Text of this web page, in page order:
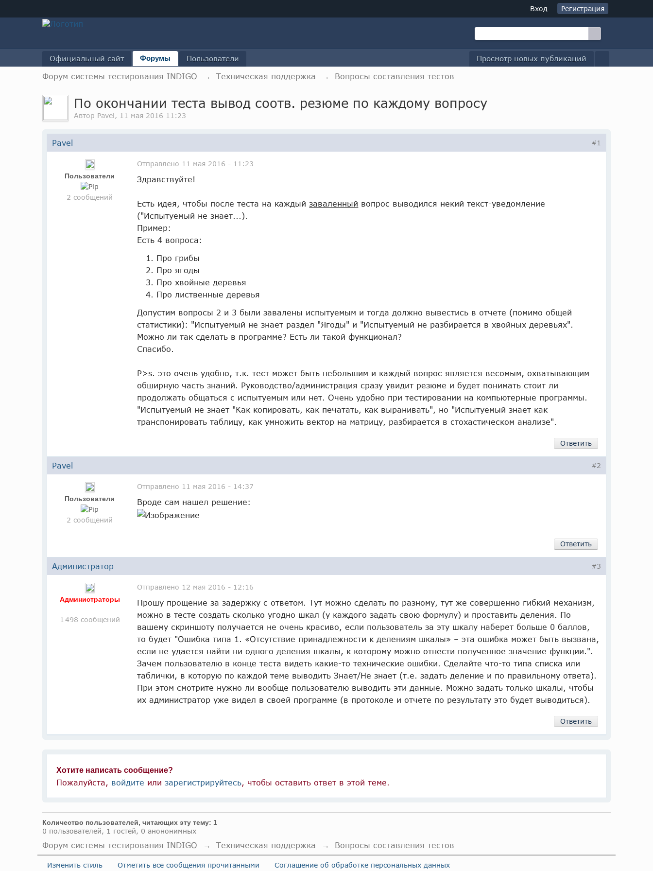
Вход Регистрация
Просмотр новых публикаций
Официальный сайт Форумы Пользователи
Форум системы тестирования INDIGO → Техническая поддержка → Вопросы составления тестов
По окончании теста вывод соотв. резюме по каждому вопросу
Автор Pavel, 11 мая 2016 11:23
#1
Pavel
Пользователи
2 сообщений
Отправлено 11 мая 2016 - 11:23
Здравствуйте!
Есть идея, чтобы после теста на каждыйзаваленный вопрос выводился некий текст-уведомление
("Испытуемый не знает...).
Пример:
Есть 4 вопроса:
Про грибы
Про ягоды
Про хвойные деревья
Про лиственные деревья
Допустим вопросы 2 и 3 были завалены испытуемым и тогда должно вывестись в отчете (помимо общей
статистики): "Испытуемый не знает раздел "Ягоды" и "Испытуемый не разбирается в хвойных деревьях".
Можно ли так сделать в программе? Есть ли такой функционал?
Спасибо.
P>s. это очень удобно, т.к. тест может быть небольшим и каждый вопрос является весомым, охватывающим
обширную часть знаний. Руководство/администрация сразу увидит резюме и будет понимать стоит ли
продолжать общаться с испытуемым или нет. Очень удобно при тестировании на компьютерные программы.
"Испытуемый не знает "Как копировать, как печатать, как выранивать", но "Испытуемый знает как
транспонировать таблицу, как умножить вектор на матрицу, разбирается в стохастическом анализе".
Ответить
#2
Pavel
Пользователи
2 сообщений
Отправлено 11 мая 2016 - 14:37
Вроде сам нашел решение:
Ответить
#3
Администратор
Администраторы
1 498 сообщений
Отправлено 12 мая 2016 - 12:16
Прошу прощение за задержку с ответом. Тут можно сделать по разному, тут же совершенно гибкий механизм,
можно в тесте создать сколько угодно шкал (у каждого задать свою формулу) и проставить деления. По
вашему скриншоту получается не очень красиво, если пользователь за эту шкалу наберет больше 0 баллов,
то будет "Ошибка типа 1. «Отсутствие принадлежности к делениям шкалы» – эта ошибка может быть вызвана,
если не удается найти ни одного деления шкалы, к которому можно отнести полученное значение функции.".
Зачем пользователю в конце теста видеть какие-то технические ошибки. Сделайте что-то типа списка или
таблички, в которую по каждой теме выводить Знает/Не знает (т.е. задать деление и по правильному ответа).
При этом смотрите нужно ли вообще пользователю выводить эти данные. Можно задать только шкалы, чтобы
их администратор уже видел в своей программе (в протоколе и отчете по результату это будет выводиться).
Ответить
Хотите написать сообщение?
Пожалуйста, войдите илизарегистрируйтесь, чтобы оставить ответ в этой теме.
Количество пользователей, читающих эту тему: 1
0 пользователей, 1 гостей, 0 анононимных
Форум системы тестирования INDIGO → Техническая поддержка → Вопросы составления тестов
Изменить стиль Отметить все сообщения прочитанными Соглашение об обработке персональных данных